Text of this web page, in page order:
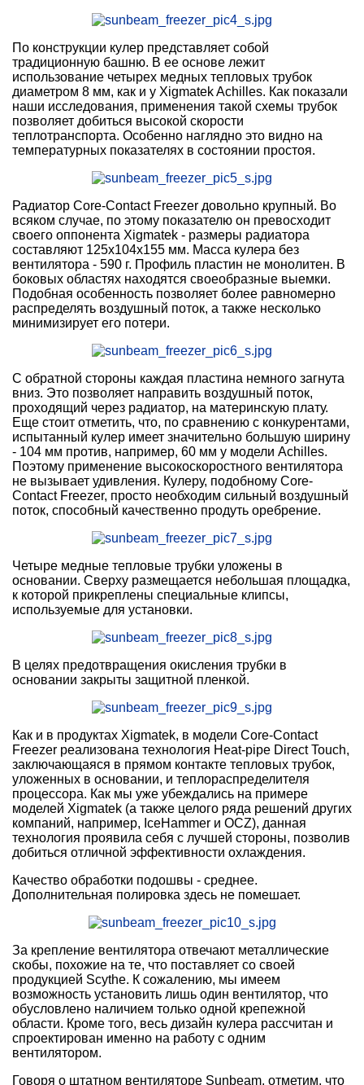
По конструкции кулер представляет собой
традиционную башню. В ее основе лежит
использование четырех медных тепловых трубок
диаметром 8 мм, как и у Xigmatek Achilles. Как показали
наши исследования, применения такой схемы трубок
позволяет добиться высокой скорости
теплотранспорта. Особенно наглядно это видно на
температурных показателях в состоянии простоя.
Радиатор Core-Contact Freezer довольно крупный. Во
всяком случае, по этому показателю он превосходит
своего оппонента Xigmatek - размеры радиатора
составляют 125x104x155 мм. Масса кулера без
вентилятора - 590 г. Профиль пластин не монолитен. В
боковых областях находятся своеобразные выемки.
Подобная особенность позволяет более равномерно
распределять воздушный поток, а также несколько
минимизирует его потери.
С обратной стороны каждая пластина немного загнута
вниз. Это позволяет направить воздушный поток,
проходящий через радиатор, на материнскую плату.
Еще стоит отметить, что, по сравнению с конкурентами,
испытанный кулер имеет значительно большую ширину
- 104 мм против, например, 60 мм у модели Achilles.
Поэтому применение высокоскоростного вентилятора
не вызывает удивления. Кулеру, подобному Core-
Contact Freezer, просто необходим сильный воздушный
поток, способный качественно продуть оребрение.
Четыре медные тепловые трубки уложены в
основании. Сверху размещается небольшая площадка,
к которой прикреплены специальные клипсы,
используемые для установки.
В целях предотвращения окисления трубки в
основании закрыты защитной пленкой.
Как и в продуктах Xigmatek, в модели Core-Contact
Freezer реализована технология Heat-pipe Direct Touch,
заключающаяся в прямом контакте тепловых трубок,
уложенных в основании, и теплораспределителя
процессора. Как мы уже убеждались на примере
моделей Xigmatek (а также целого ряда решений других
компаний, например, IceHammer и OCZ), данная
технология проявила себя с лучшей стороны, позволив
добиться отличной эффективности охлаждения.
Качество обработки подошвы - среднее.
Дополнительная полировка здесь не помешает.
За крепление вентилятора отвечают металлические
скобы, похожие на те, что поставляет со своей
продукцией Scythe. К сожалению, мы имеем
возможность установить лишь один вентилятор, что
обусловлено наличием только одной крепежной
области. Кроме того, весь дизайн кулера рассчитан и
спроектирован именно на работу с одним
вентилятором.
Говоря о штатном вентиляторе Sunbeam, отметим, что